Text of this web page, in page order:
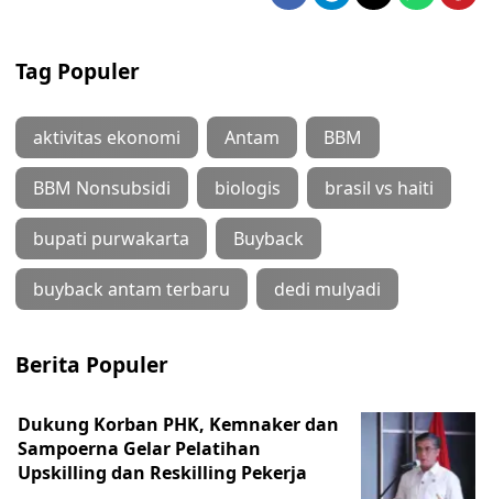
Tag Populer
aktivitas ekonomi Antam BBM
BBM Nonsubsidi biologis brasil vs haiti
bupati purwakarta Buyback
buyback antam terbaru dedi mulyadi
Berita Populer
Dukung Korban PHK, Kemnaker dan
Sampoerna Gelar Pelatihan
Upskilling dan Reskilling Pekerja